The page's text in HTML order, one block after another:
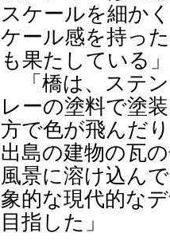
スケールを細か
ケール感を持っ
も果たしている」
「橋は、ステ
レーの塗料で塗
方で色が飛んだ
出島の建物の瓦
風景に溶け込ん
象的な現代的な
目指した」